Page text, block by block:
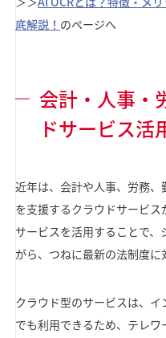
底解説！ のページへ
会計・人事・
ドサービス活
近年は、会計や人事、労務
を支援するクラウドサービ
サービスを活用することで
がら、つねに最新の法制度に
クラウド型のサービスは、
でも利用できるため、テレ